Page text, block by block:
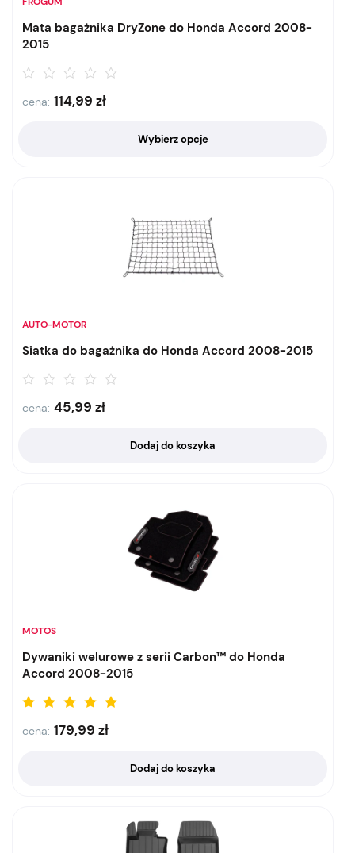
Mata bagażnika DryZone do Honda Accord 2008-
2015
cena: 114,99 zł
Wybierz opcje
AUTO-MOTOR
Siatka do bagażnika do Honda Accord 2008-2015
cena: 45,99 zł
Dodaj do koszyka
MOTOS
Dywaniki welurowe z serii Carbon™ do Honda
Accord 2008-2015
cena: 179,99 zł
Dodaj do koszyka